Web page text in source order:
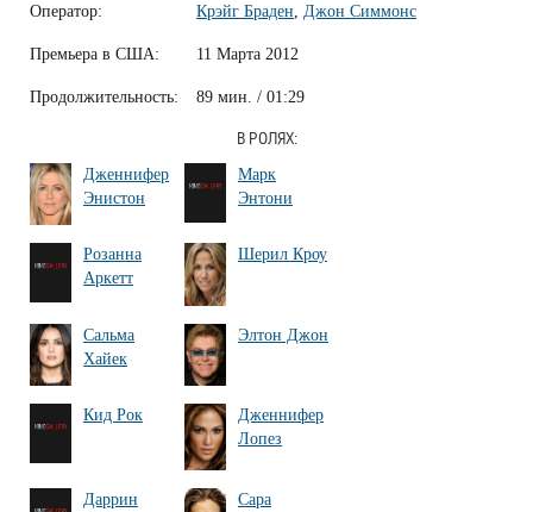
Оператор: Крэйг Браден Джон Симмонс
Премьера в США: 11 Марта 2012
Продолжительность: 89 мин. / 01:29
В РОЛЯХ:
Дженнифер
Энистон
Марк
Энтони
Розанна
Аркетт
Шерил Кроу
Сальма
Хайек
Элтон Джон
Кид Рок
Дженнифер
Лопез
Даррин
Сара